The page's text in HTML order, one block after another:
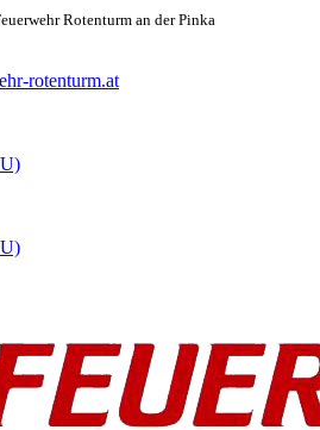
Rotenturm an der Pinka
rotenturm.at